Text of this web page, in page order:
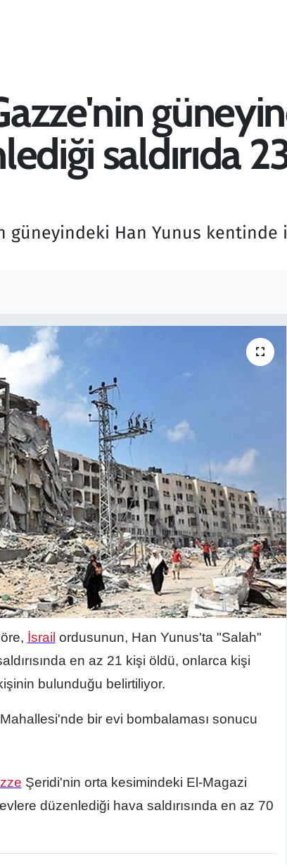
saldırıda
güneyindeki Han Yunus kentinde
İsrail ordusunun, Han Yunus'ta "Salah"
en az 21 kişi öldü, onlarca kişi
bulunduğu belirtiliyor.
bir evi bombalaması sonucu
Şeridi'nin orta kesimindeki El-Magazi
düzenlediği hava saldırısında en az 70